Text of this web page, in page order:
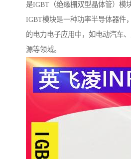
是IGBT（绝缘栅双型晶体管）模
IGBT模块是一种功率半导体器件
的电力电子应用中，如电动汽车
源等领域。